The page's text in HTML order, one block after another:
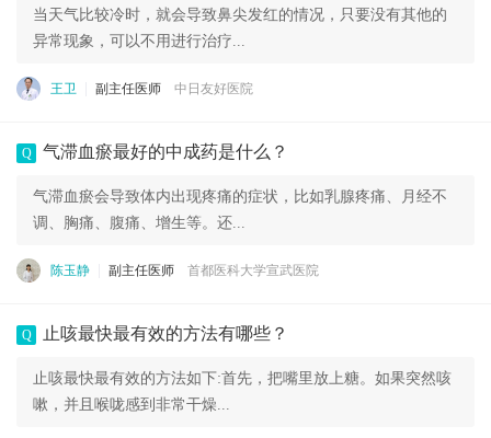
当天气比较冷时，就会导致鼻尖发红的情况，只要没有其他的
异常现象，可以不用进行治疗...
王卫 副主任医师 中日友好医院
Q 气滞血瘀最好的中成药是什么？
气滞血瘀会导致体内出现疼痛的症状，比如乳腺疼痛、月经不
调、胸痛、腹痛、增生等。还...
陈玉静 副主任医师 首都医科大学宣武医院
Q 止咳最快最有效的方法有哪些？
止咳最快最有效的方法如下:首先，把嘴里放上糖。如果突然咳
嗽，并且喉咙感到非常干燥...